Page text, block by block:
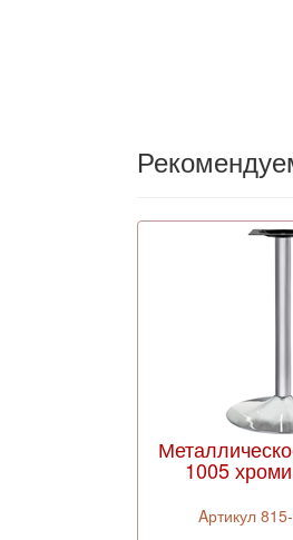
1005
Aртикул